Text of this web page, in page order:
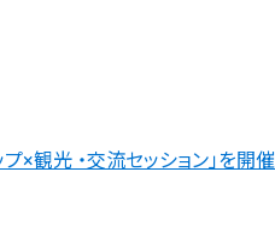
×観光 ・交流セッション」を開催